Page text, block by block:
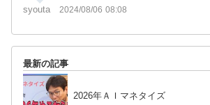
syouta 2024/08/06 08:08
最新の記事
2026年ＡＩマネタイズ